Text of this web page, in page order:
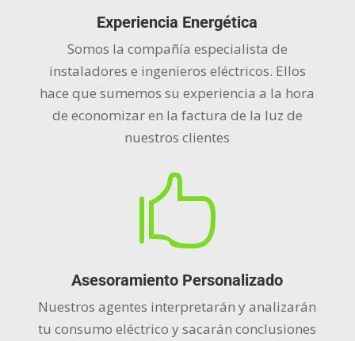
Experiencia Energética
Somos la compañía especialista de
instaladores e ingenieros eléctricos. Ellos
hace que sumemos su experiencia a la hora
de economizar en la factura de la luz de
nuestros clientes

Asesoramiento Personalizado
Nuestros agentes interpretarán y analizarán
tu consumo eléctrico y sacarán conclusiones